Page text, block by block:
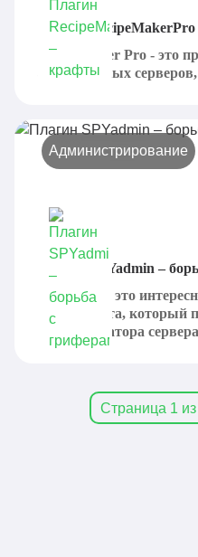
Плагин
RecipeMaker Pro - это
самых разных
Администрирование
Плагин SPYadmin –
SpyAdmin - это
Майнкрафта, который
администратора
Страница 1 из